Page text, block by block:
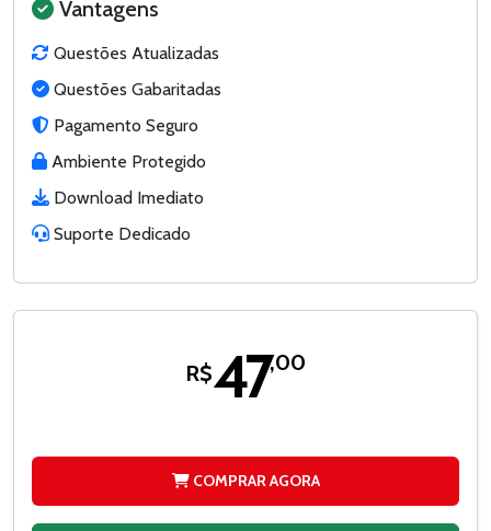
Vantagens
Questões Atualizadas
Questões Gabaritadas
Pagamento Seguro
Ambiente Protegido
Download Imediato
Suporte Dedicado
R$47,00
COMPRAR AGORA